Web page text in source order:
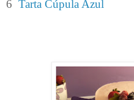
6 Tarta Cúpula Azul